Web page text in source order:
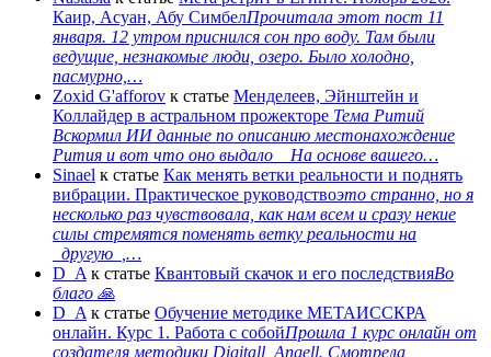
Каир, Асуан, Абу СимбелПрочитала этот пост 11
января. 12 утром приснился сон про воду. Там были
ведущие, незнакомые люди, озеро. Было холодно,
пасмурно,…
Zoxid G'afforov к статье Менделеев, Эйнштейн и
Коллайдер в астральном прожекторе Тема Ритий
Вскормил ИИ данные по описанию местонахождение
Рития и вот что оно выдало На основе вашего…
Sinael к статье Как менять ветки реальности и поднять
вибрации. Практическое руководствоэто странно, но я
несколько раз чувствовала, как нам всем и сразу некие
силы стремятся поменять ветку реальности на
_другую_,…
D_A к статье Квантовый скачок и его последствияВо
благо 🙏
D_A к статье Обучение методике МЕТАИССКРА
онлайн. Курс 1. Работа с собойПрошла 1 курс онлайн от
создателя методики Digitall_Angell. Смотрела